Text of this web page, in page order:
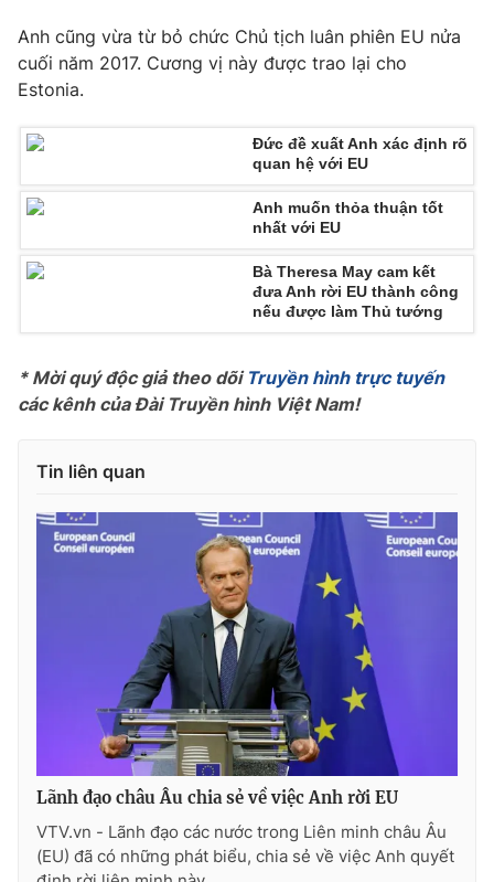
Khán giả
Giải sao mai
Sao
Du lịch
Làm đẹp
Giáo dục
Tuyển sinh
Học trực tuyến
Hitech Công nghệ tương lai
Sản phẩm
Thị trường
VTV Money VTV Thể thao
Bất động sản
Thị trường 24h Tấm lòng Việt
Vươn mình bằng AI
VTV9 VTV8
Liên hệ tòa soạn English
Anh cũng vừa từ bỏ chức Chủ tịch luân phiên EU nửa
cuối năm 2017. Cương vị này được trao lại cho
Estonia.
Đức đề xuất Anh xác định rõ
quan hệ với EU
Anh muốn thỏa thuận tốt
nhất với EU
Bà Theresa May cam kết
đưa Anh rời EU thành công
nếu được làm Thủ tướng
* Mời quý độc giả theo dõi Truyền hình trực tuyến
các kênh của Đài Truyền hình Việt Nam!
Tin liên quan
Lãnh đạo châu Âu chia sẻ về việc Anh rời EU
VTV.vn - Lãnh đạo các nước trong Liên minh châu Âu
(EU) đã có những phát biểu, chia sẻ về việc Anh quyết